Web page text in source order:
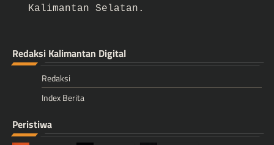
Kalimantan Selatan.
Redaksi Kalimantan Digital
Redaksi
Index Berita
Peristiwa